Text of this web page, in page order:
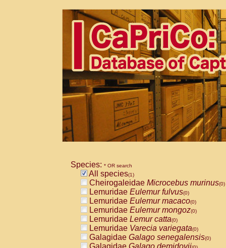
Species: * OR search
All species(1)
Cheirogaleidae Microcebus murinus(0)
Lemuridae Eulemur fulvus(0)
Lemuridae Eulemur macaco(0)
Lemuridae Eulemur mongoz(0)
Lemuridae Lemur catta(0)
Lemuridae Varecia variegata(0)
Galagidae Galago senegalensis(0)
Galagidae Galago demidovii